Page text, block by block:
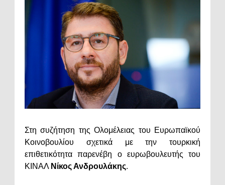
Στη συζήτηση της Ολομέλειας του Ευρωπαϊκού
Κοινοβουλίου σχετικά με την τουρκική
επιθετικότητα παρενέβη ο ευρωβουλευτής του
ΚΙΝΑΛ Νίκος Ανδρουλάκης.